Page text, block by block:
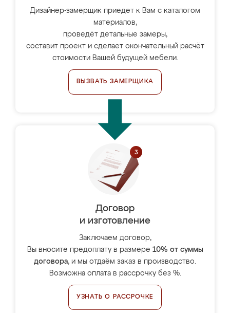
Дизайнер-замерщик приедет к Вам с каталогом
материалов,
проведёт детальные замеры,
составит проект и сделает окончательный расчёт
стоимости Вашей будущей мебели.
ВЫЗВАТЬ ЗАМЕРЩИКА
Договор
и изготовление
Заключаем договор,
Вы вносите предоплату в размере 10% от суммы
договора, и мы отдаём заказ в производство.
Возможна оплата в рассрочку без %.
УЗНАТЬ О РАССРОЧКЕ